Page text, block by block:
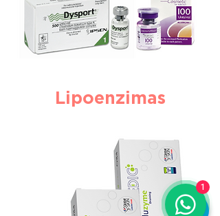
Lipoenzimas
1